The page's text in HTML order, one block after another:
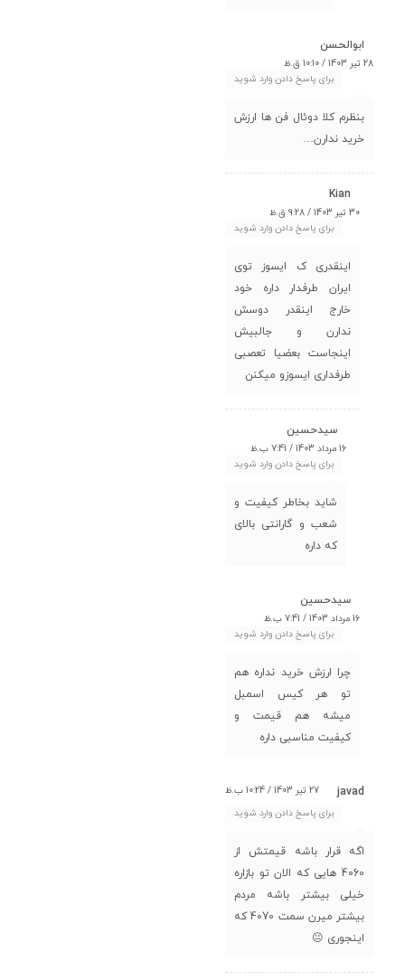
ابوالحسن
28 تیر 1403 / 10:10 ق.ظ
برای پاسخ دادن وارد شوید
بنظرم کلا دوئال فن ها ارزش
خرید ندارن…
Kian
30 تیر 1403 / 9:28 ق.ظ
برای پاسخ دادن وارد شوید
اینقدری ک ایسوز توی
ایران طرفدار داره خود
خارج اینقدر دوسش
ندارن و جالبیش
اینجاست بعضیا تعصبی
طرفداری ایسوزو میکنن
سیدحسین
16 مرداد 1403 / 7:41 ب.ظ
برای پاسخ دادن وارد شوید
شاید بخاطر کیفیت و
شعب و گارانتی بالای
که داره
سیدحسین
16 مرداد 1403 / 7:41 ب.ظ
برای پاسخ دادن وارد شوید
چرا ارزش خرید نداره هم
تو هر کیس اسمبل
میشه هم قیمت و
کیفیت مناسبی داره
javad
27 تیر 1403 / 10:24 ب.ظ
برای پاسخ دادن وارد شوید
اگه قرار باشه قیمتش از
4060 هایی که الان تو بازاره
خیلی بیشتر باشه مردم
بیشتر میرن سمت 4070 که
اینجوری 😐